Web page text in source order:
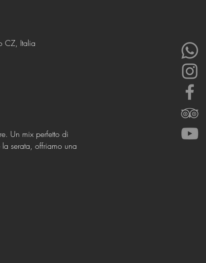
CZ, Italia
Un mix perfetto di
serata, offriamo una